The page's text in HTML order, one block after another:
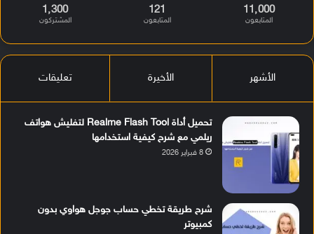
11٬000
المتابعون
121
المتابعون
1٬300
المشتركون
الأشهر الأخيرة تعليقات
تحميل أداة Realme Flash Tool لتفليش هواتف
ريلمي مع شرح كيفية استخدامها
8 فبراير 2026
شرح طريقة تخطي حساب جوجل هواوي بدون
كمبيوتر